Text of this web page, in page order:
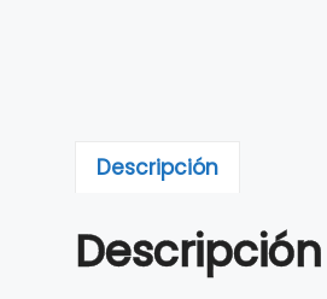
Descripción
Descripción